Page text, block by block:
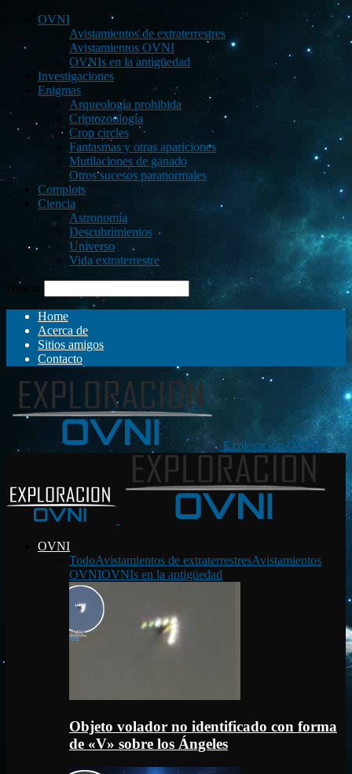
OVNI
Avistamientos de extraterrestres
Avistamientos OVNI
OVNIs en la antigüedad
Investigaciones
Enigmas
Arqueología prohibida
Criptozoología
Crop circles
Fantasmas y otras apariciones
Mutilaciones de ganado
Otros sucesos paranormales
Complots
Ciencia
Astronomía
Descubrimientos
Universo
Vida extraterrestre
Buscar
Home
Acerca de
Sitios amigos
Contacto
Exploración OVNI
OVNI
TodoAvistamientos de extraterrestresAvistamientos
OVNIOVNIs en la antigüedad
Objeto volador no identificado con forma
de «V» sobre los Ángeles